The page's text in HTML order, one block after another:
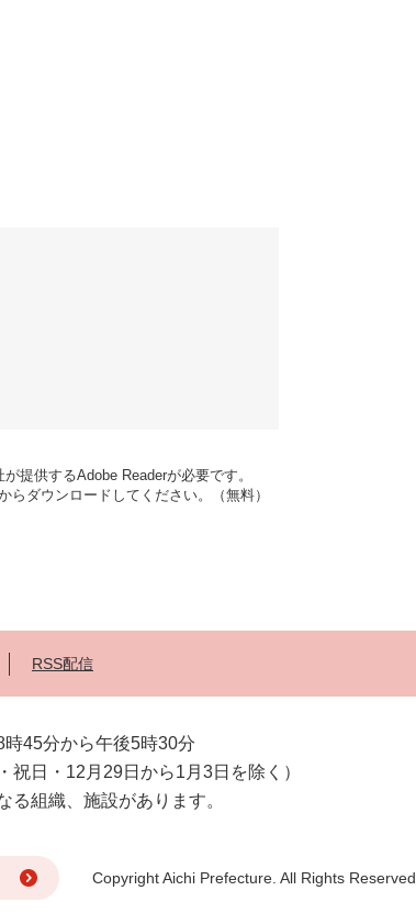
提供するAdobe Readerが必要です。
ダウンロードしてください。（無料）
RSS配信
時45分から午後5時30分
祝日・12月29日から1月3日を除く）
る組織、施設があります。
Copyright Aichi Prefecture. All Rights Reserved.